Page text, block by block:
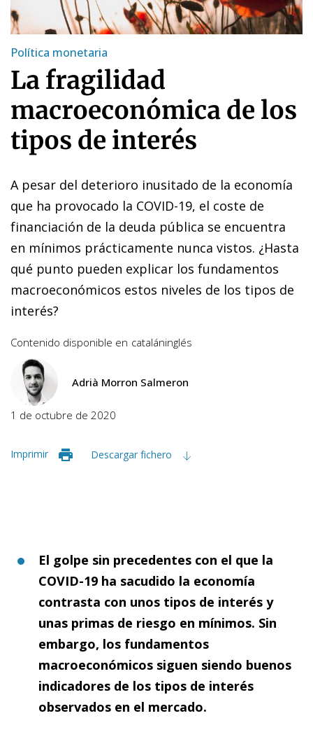
Política monetaria
La fragilidad
macroeconómica de los
tipos de interés
A pesar del deterioro inusitado de la economía
que ha provocado la COVID-19, el coste de
financiación de la deuda pública se encuentra
en mínimos prácticamente nunca vistos. ¿Hasta
qué punto pueden explicar los fundamentos
macroeconómicos estos niveles de los tipos de
interés?
Contenido disponible en cataláninglés
Adrià Morron Salmeron
1 de octubre de 2020
Imprimir Descargar fichero
El golpe sin precedentes con el que la
COVID-19 ha sacudido la economía
contrasta con unos tipos de interés y
unas primas de riesgo en mínimos. Sin
embargo, los fundamentos
macroeconómicos siguen siendo buenos
indicadores de los tipos de interés
observados en el mercado.